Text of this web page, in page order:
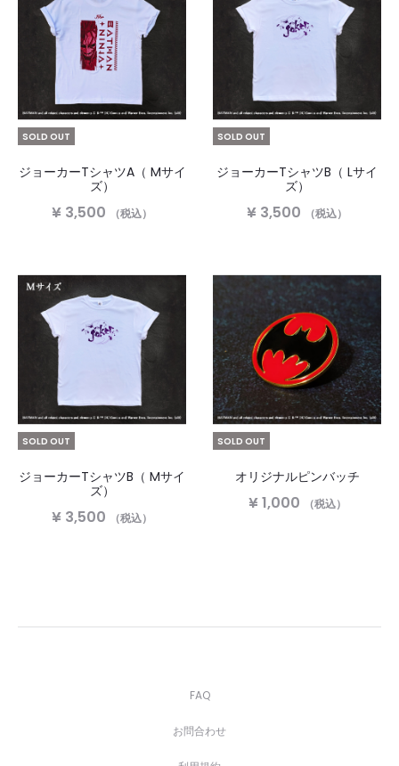
SOLD OUT
ジョーカーTシャツA（ Mサイ
ズ）
¥ 3,500 （税込）
SOLD OUT
ジョーカーTシャツB（ Lサイ
ズ）
¥ 3,500 （税込）
SOLD OUT
ジョーカーTシャツB（ Mサイ
ズ）
¥ 3,500 （税込）
SOLD OUT
オリジナルピンバッチ
¥1,000 （税込）
FAQ
お問合わせ